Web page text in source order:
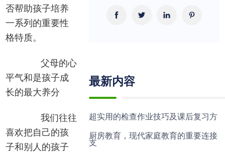
否帮助孩子培养
一系列的重要性
格特质。
父母的心
平气和是孩子成
长的最大养分
我们往往
喜欢把自己的孩
子和别人的孩子
最新内容
超实用的检查作业技巧及课后复习方
厨房教育，现代家庭教育的重要连接
支